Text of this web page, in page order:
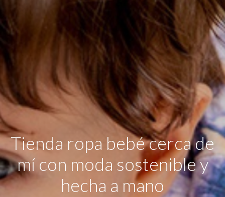
Tienda ropa bebé cerca de
mí con moda sostenible y
hecha a mano